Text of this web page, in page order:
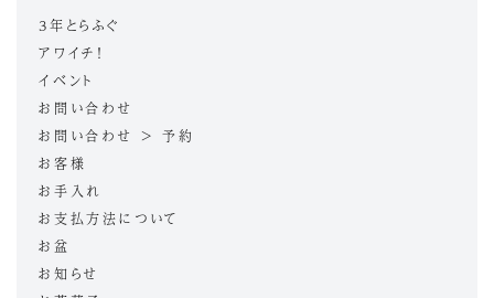
3年とらふぐ
アワイチ！
イベント
お問い合わせ
お問い合わせ > 予約
お客様
お手入れ
お支払方法について
お盆
お知らせ